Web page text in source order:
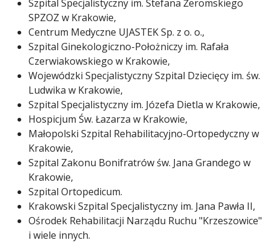
Szpital Specjalistyczny im. Stefana Żeromskiego
SPZOZ w Krakowie,
Centrum Medyczne UJASTEK Sp. z o. o.,
Szpital Ginekologiczno-Położniczy im. Rafała
Czerwiakowskiego w Krakowie,
Wojewódzki Specjalistyczny Szpital Dziecięcy im. św.
Ludwika w Krakowie,
Szpital Specjalistyczny im. Józefa Dietla w Krakowie,
Hospicjum Św. Łazarza w Krakowie,
Małopolski Szpital Rehabilitacyjno-Ortopedyczny w
Krakowie,
Szpital Zakonu Bonifratrów św. Jana Grandego w
Krakowie,
Szpital Ortopedicum.
Krakowski Szpital Specjalistyczny im. Jana Pawła II,
Ośrodek Rehabilitacji Narządu Ruchu "Krzeszowice"
i wiele innych.